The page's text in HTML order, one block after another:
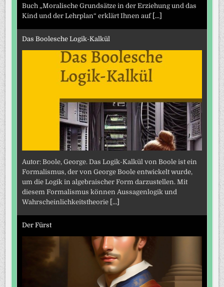
Buch „Moralische Grundsätze in der Erziehung und das
Kind und der Lehrplan“ erklärt Ihnen auf [...]
Das Boolesche Logik-Kalkül
Autor: Boole, George. Das Logik-Kalkül von Boole ist ein
Formalismus, der von George Boole entwickelt wurde,
um die Logik in algebraischer Form darzustellen. Mit
diesem Formalismus können Aussagenlogik und
Wahrscheinlichkeitstheorie [...]
Der Fürst